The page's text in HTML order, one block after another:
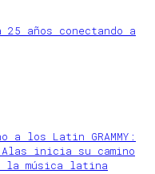
años conectando a
a los Latin GRAMMY:
inicia su camino
la música latina